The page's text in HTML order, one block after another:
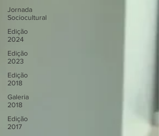
Jornada
Sociocultural
Edição
2024
Edição
2023
Edição
2018
Galeria
2018
Edição
2017